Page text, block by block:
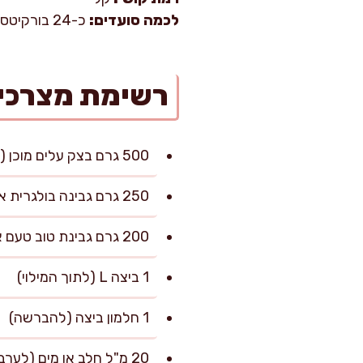
לכמה סועדים: כ-24 בורקיטס (כ-6–8 סועדים כנשנוש)
רשימת
500 גרם בצק עלים מוכן (מופשר במקרר)
250 גרם גבינה בולגרית או פטה, מפוררת
200 גרם גבינת טוב טעם או ריקוטה
1 ביצה L (לתוך המילוי)
1 חלמון ביצה (להברשה)
20 מ"ל חלב או מים (לערבוב עם החלמון)